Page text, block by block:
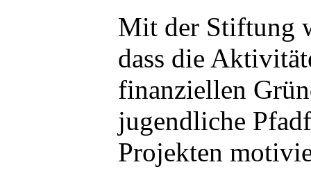
Mit der Stiftung
dass die
finanziellen
jugendliche
Projekten